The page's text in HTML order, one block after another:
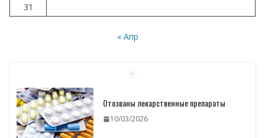
31
« Апр
Отозваны лекарственные препараты
10/03/2026